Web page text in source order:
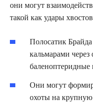
они могут
такой как удары
Полосатик
кальмарами
баленоптеридные
Они могут
охоты на